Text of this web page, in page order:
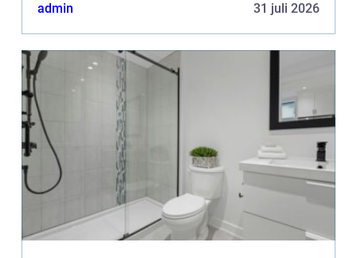
admin 31 juli 2026